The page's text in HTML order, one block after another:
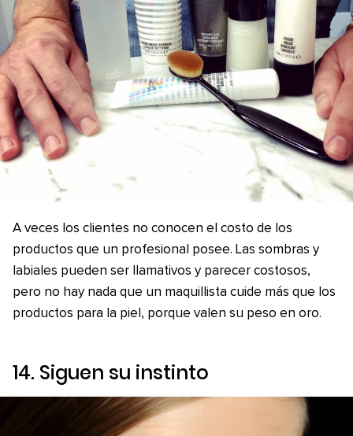
A veces los clientes no conocen el costo de los
productos que un profesional posee. Las sombras y
labiales pueden ser llamativos y parecer costosos,
pero no hay nada que un maquillista cuide más que los
productos para la piel, porque valen su peso en oro.
14. Siguen su instinto